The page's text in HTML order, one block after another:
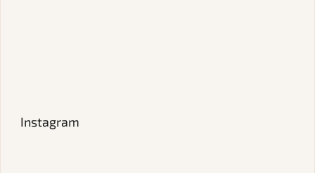
Instagram